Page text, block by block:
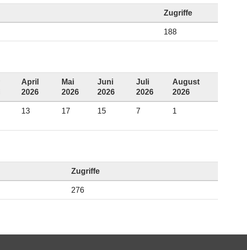
Zugriffe
188
April
2026
Mai
2026
Juni
2026
Juli
2026
August
2026
13 17 15 7 1
Zugriffe
276